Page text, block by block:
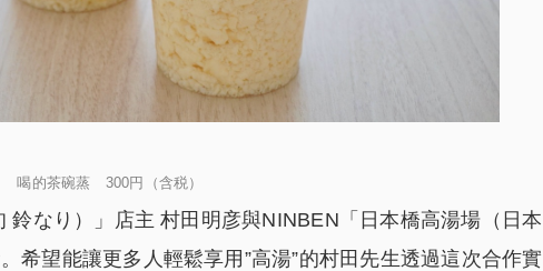
喝的茶碗蒸 300円（含税）
鈴なり）」店主 村田明彦與NINBEN「日本橋高湯場（日本
希望能讓更多人輕鬆享用”高湯”的村田先生透過這次合作實